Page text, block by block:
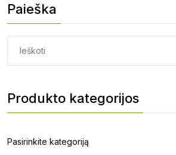
Paieška
Produkto kategorijos